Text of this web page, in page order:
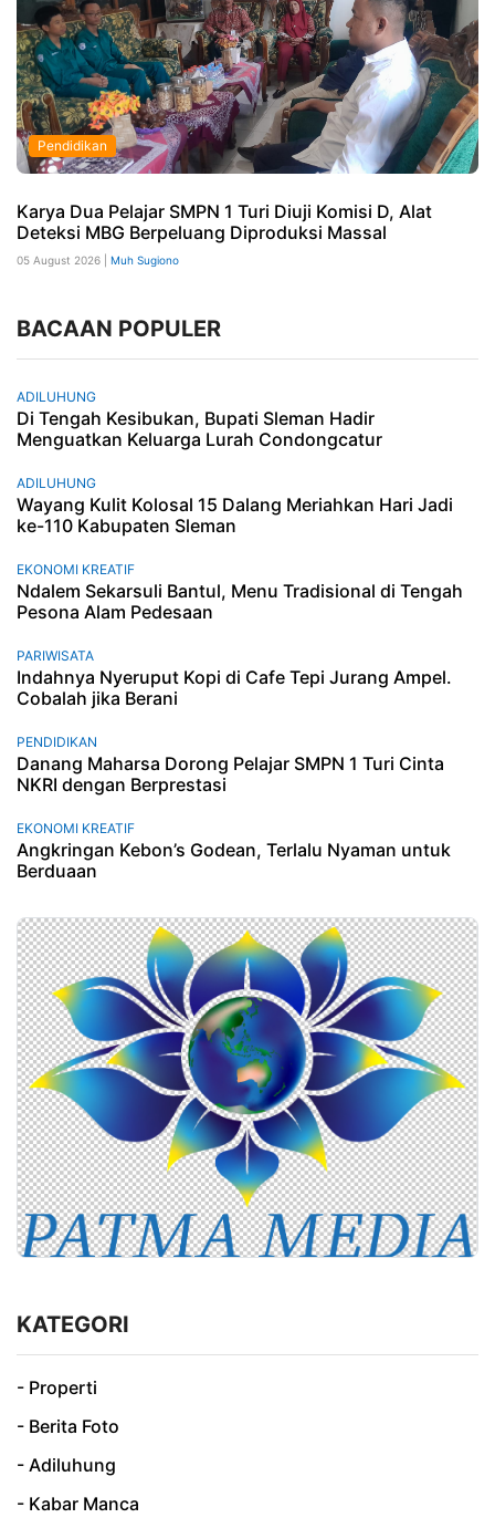
Pendidikan
Karya Dua Pelajar SMPN 1 Turi Diuji Komisi D, Alat
Deteksi MBG Berpeluang Diproduksi Massal
05 August 2026 | Muh Sugiono
BACAAN POPULER
ADILUHUNG
Di Tengah Kesibukan, Bupati Sleman Hadir
Menguatkan Keluarga Lurah Condongcatur
ADILUHUNG
Wayang Kulit Kolosal 15 Dalang Meriahkan Hari Jadi
ke-110 Kabupaten Sleman
EKONOMI KREATIF
Ndalem Sekarsuli Bantul, Menu Tradisional di Tengah
Pesona Alam Pedesaan
PARIWISATA
Indahnya Nyeruput Kopi di Cafe Tepi Jurang Ampel.
Cobalah jika Berani
PENDIDIKAN
Danang Maharsa Dorong Pelajar SMPN 1 Turi Cinta
NKRI dengan Berprestasi
EKONOMI KREATIF
Angkringan Kebon’s Godean, Terlalu Nyaman untuk
Berduaan
KATEGORI
- Properti
- Berita Foto
- Adiluhung
- Kabar Manca